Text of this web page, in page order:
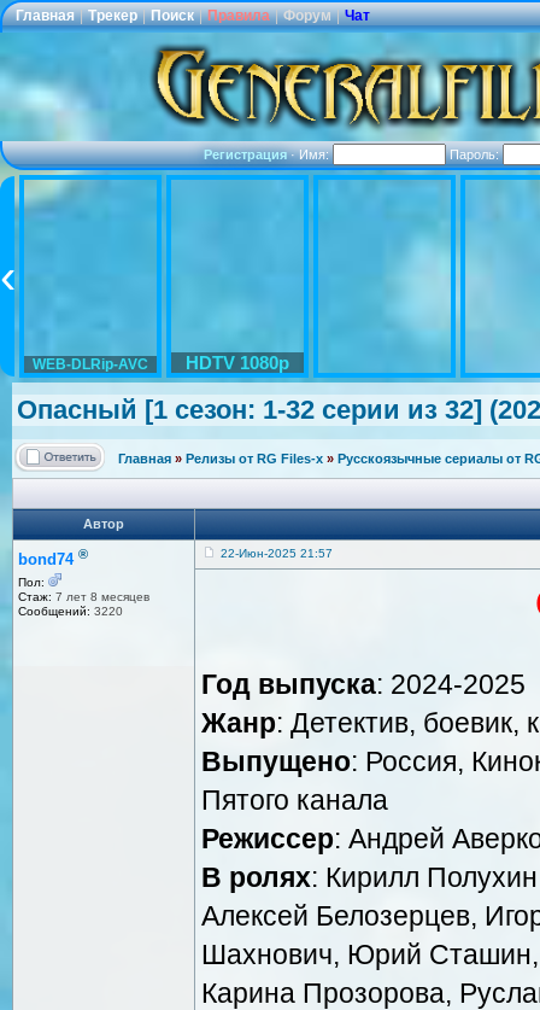
Главная | Трекер | Поиск | Правила | Форум | Чат
Регистрация·Имя: Пароль:
WEB-DLRip-AVC HDTV 1080p
Опасный [1 сезон: 1-32 серии из 32]
Главная » Релизы от RG Files-x » Русскоязычные сериалы от
Автор
bond74 ®
Пол:
Стаж: 7 лет 8 месяцев
Сообщений: 3220
22-Июн-2025 21:57
Год выпуска: 2024-2025
Жанр: Детектив, боевик,
Выпущено: Россия,
Пятого канала
Режиссер: Андрей
В ролях: Кирилл
Алексей Белозерцев,
Шахнович, Юрий Сташин,
Карина Прозорова,